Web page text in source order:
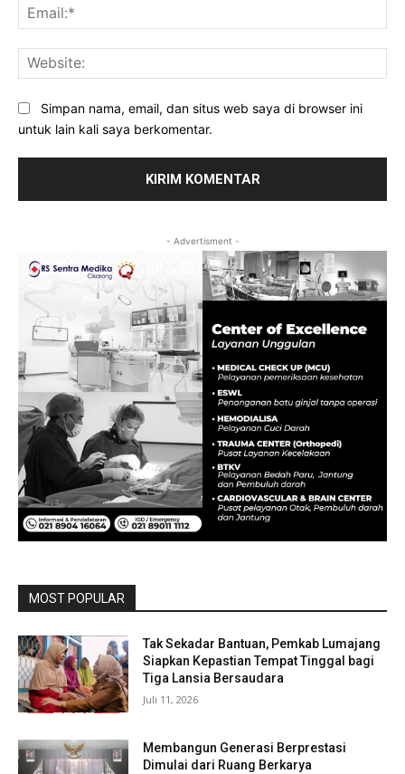
Simpan nama, email, dan situs web saya di browser ini
untuk lain kali saya berkomentar.
- Advertisment -
MOST POPULAR
Tak Sekadar Bantuan, Pemkab Lumajang
Siapkan Kepastian Tempat Tinggal bagi
Tiga Lansia Bersaudara
Juli 11, 2026
Membangun Generasi Berprestasi
Dimulai dari Ruang Berkarya